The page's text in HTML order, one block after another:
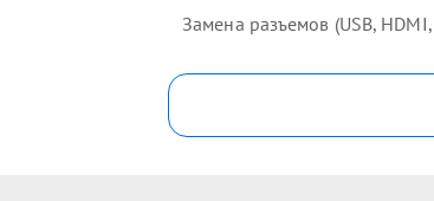
Замена разъемов (USB,